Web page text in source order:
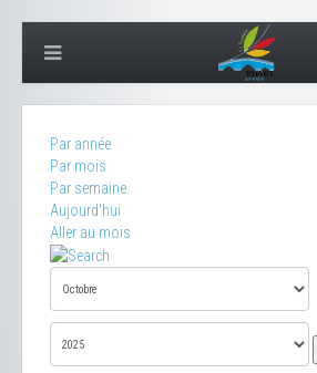
Par année
Par mois
Par semaine
Aujourd'hui
Aller au mois